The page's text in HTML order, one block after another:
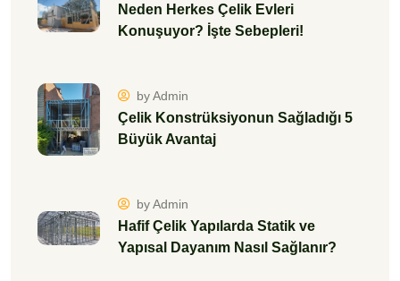
Neden Herkes Çelik Evleri
Konuşuyor? İşte Sebepleri!
by Admin
Çelik Konstrüksiyonun Sağladığı 5
Büyük Avantaj
by Admin
Hafif Çelik Yapılarda Statik ve
Yapısal Dayanım Nasıl Sağlanır?